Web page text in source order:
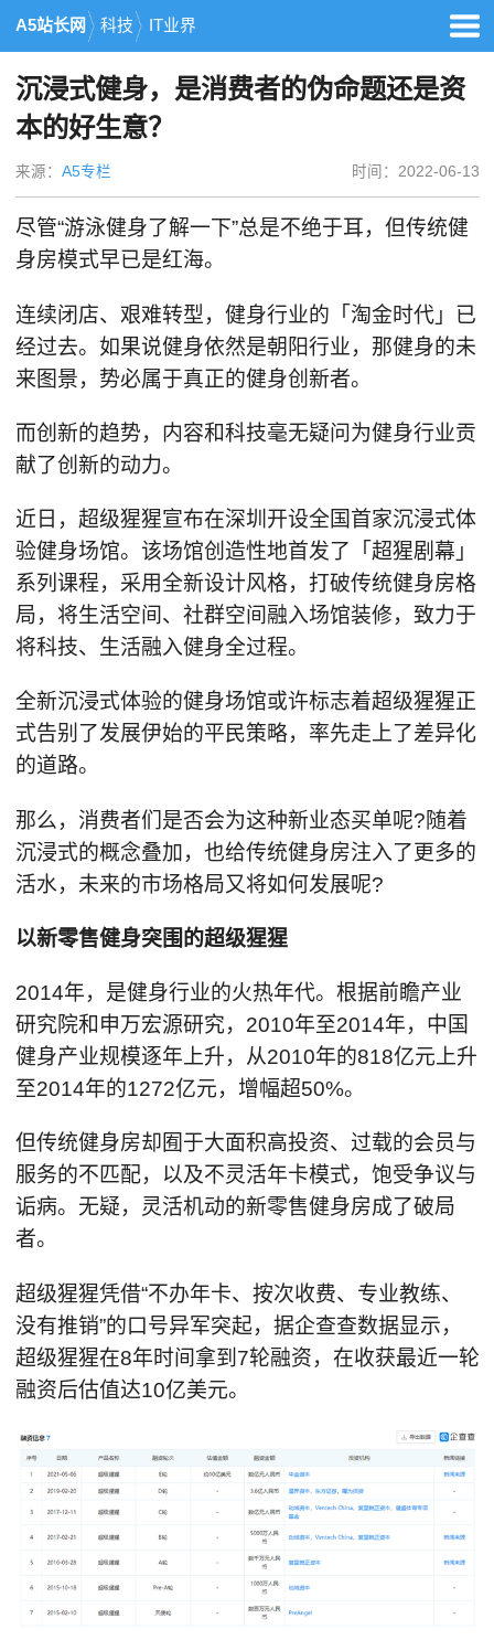
A5站长网 科技 IT业界
沉浸式健身，是消费者的伪命题还是资
本的好生意？
来源： A5专栏 时间：2022-06-13
尽管“游泳健身了解一下”总是不绝于耳，但传统健
身房模式早已是红海。
连续闭店、艰难转型，健身行业的「淘金时代」已
经过去。如果说健身依然是朝阳行业，那健身的未
来图景，势必属于真正的健身创新者。
而创新的趋势，内容和科技毫无疑问为健身行业贡
献了创新的动力。
近日，超级猩猩宣布在深圳开设全国首家沉浸式体
验健身场馆。该场馆创造性地首发了「超猩剧幕」
系列课程，采用全新设计风格，打破传统健身房格
局，将生活空间、社群空间融入场馆装修，致力于
将科技、生活融入健身全过程。
全新沉浸式体验的健身场馆或许标志着超级猩猩正
式告别了发展伊始的平民策略，率先走上了差异化
的道路。
那么，消费者们是否会为这种新业态买单呢?随着
沉浸式的概念叠加，也给传统健身房注入了更多的
活水，未来的市场格局又将如何发展呢?
以新零售健身突围的超级猩猩
2014年，是健身行业的火热年代。根据前瞻产业
研究院和申万宏源研究，2010年至2014年，中国
健身产业规模逐年上升，从2010年的818亿元上升
至2014年的1272亿元，增幅超50%。
但传统健身房却囿于大面积高投资、过载的会员与
服务的不匹配，以及不灵活年卡模式，饱受争议与
诟病。无疑，灵活机动的新零售健身房成了破局
者。
超级猩猩凭借“不办年卡、按次收费、专业教练、
没有推销”的口号异军突起，据企查查数据显示，
超级猩猩在8年时间拿到7轮融资，在收获最近一轮
融资后估值达10亿美元。